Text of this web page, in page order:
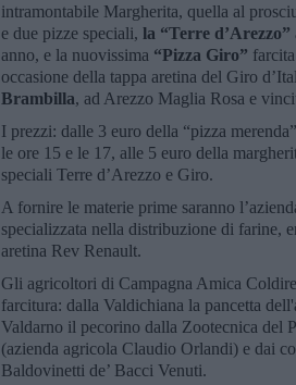
intramontabile Margherita, quella al
e due pizze speciali, la “Terre d’Arezzo”
anno, e la nuovissima “Pizza Giro”
occasione della tappa aretina del Giro
Brambilla, ad Arezzo Maglia Rosa e
I prezzi: dalle 3 euro della “pizza
le ore 15 e le 17, alle 5 euro della
speciali Terre d’Arezzo e Giro.
A fornire le materie prime saranno
specializzata nella distribuzione di farine,
aretina Rev Renault.
Gli agricoltori di Campagna Amica
farcitura: dalla Valdichiana la pancetta
Valdarno il pecorino dalla Zootecnica del
(azienda agricola Claudio Orlandi) e dai
Baldovinetti de’ Bacci Venuti.